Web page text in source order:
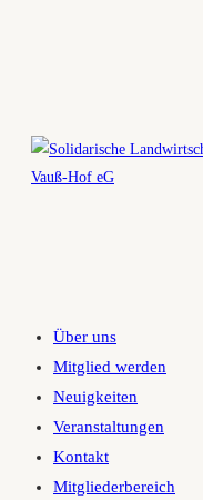
Über uns
Mitglied werden
Neuigkeiten
Veranstaltungen
Kontakt
Mitgliederbereich